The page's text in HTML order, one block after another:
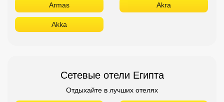
Armas Akra
Akka
Сетевые отели Египта
Отдыхайте в лучших отелях